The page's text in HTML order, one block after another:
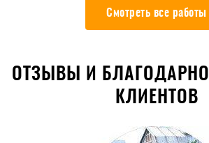
Смотреть все работы
ОТЗЫВЫ И
КЛИЕНТОВ